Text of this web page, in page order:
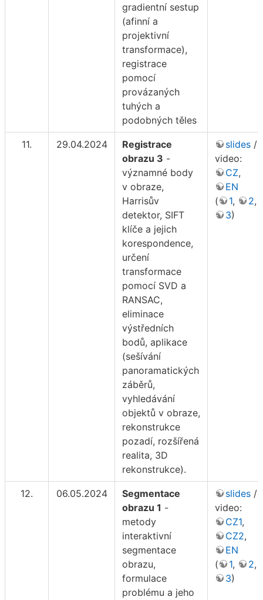
gradientní sestup
(afinní a
projektivní
transformace),
registrace
pomocí
provázaných
tuhých a
podobných těles
11. 29.04.2024
Registrace
obrazu 3 -
významné body
v obraze,
Harrisův
detektor, SIFT
klíče a jejich
korespondence,
určení
transformace
pomocí SVD a
RANSAC,
eliminace
výstředních
bodů, aplikace
(sešívání
panoramatických
záběrů,
vyhledávání
objektů v obraze,
rekonstrukce
pozadí, rozšířená
realita, 3D
rekonstrukce).
slides /
video:
CZ,
EN
(
1, 2,
3)
12. 06.05.2024
Segmentace
obrazu 1 -
metody
interaktivní
segmentace
obrazu,
formulace
problému a jeho
slides /
video:
CZ1,
CZ2,
EN
(
1, 2,
3)